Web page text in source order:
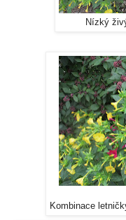
Nízký
Kombinace